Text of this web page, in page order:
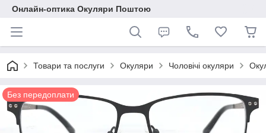
Онлайн-оптика Окуляри Поштою
Товари та послуги Окуляри Чоловічі окуляри
Без передоплати